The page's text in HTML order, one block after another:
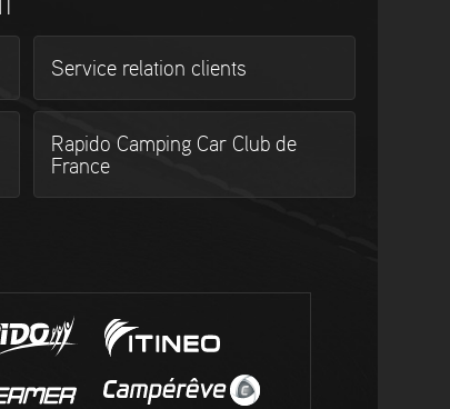
Service relation clients
Rapido Camping Car Club de
France